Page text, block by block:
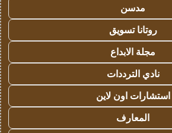
مدسن
روتانا تسويق
مجلة الابداع
نادي الترددات
استشارات اون لاين
المعارف